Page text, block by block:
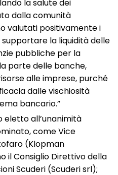
la salute dei
dalla comunità
valutati positivamente i
la liquidità delle
pubbliche per la
parte delle banche,
alle imprese, purché
dalle vischiosità
bancario.”
eletto all’unanimità
come Vice
(Klopman
il Consiglio Direttivo della
Scuderi (Scuderi srl);